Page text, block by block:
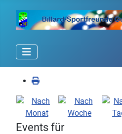
Events für